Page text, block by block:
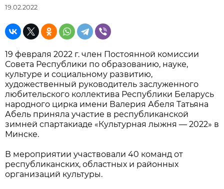
19.02.2022
19 февраля 2022 г. член Постоянной комиссии
Совета Республики по образованию, науке,
культуре и социальному развитию,
художественный руководитель заслуженного
любительского коллектива Республики Беларусь
народного цирка имени Валерия Абеля Татьяна
Абель приняла участие в республиканской
зимней спартакиаде «Культурная лыжня — 2022» в
Минске.
В мероприятии участвовали 40 команд от
республиканских, областных и районных
организаций культуры.